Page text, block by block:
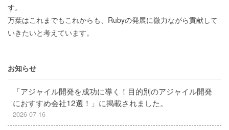
す。
万葉はこれまでもこれからも、Rubyの発展に微力ながら貢献して
いきたいと考えています。
お知らせ
「アジャイル開発を成功に導く！目的別のアジャイル開発
におすすめ会社12選！」に掲載されました。
2026-07-16